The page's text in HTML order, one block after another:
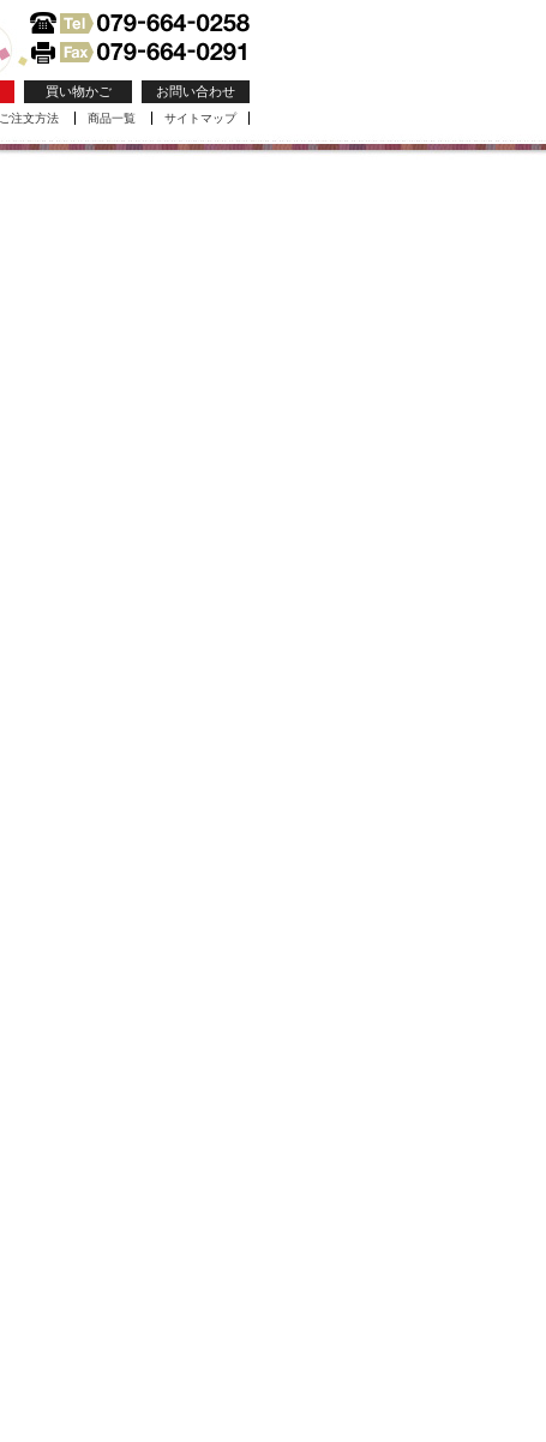
買い物かご お問い合わせ
ご注文方法 商品一覧 サイトマップ